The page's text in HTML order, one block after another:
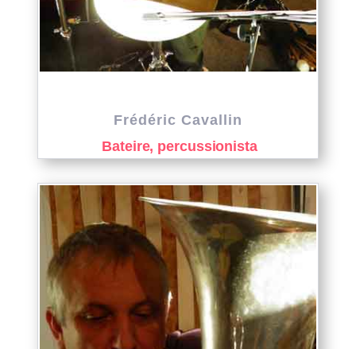
Frédéric Cavallin
Bateire, percussionista